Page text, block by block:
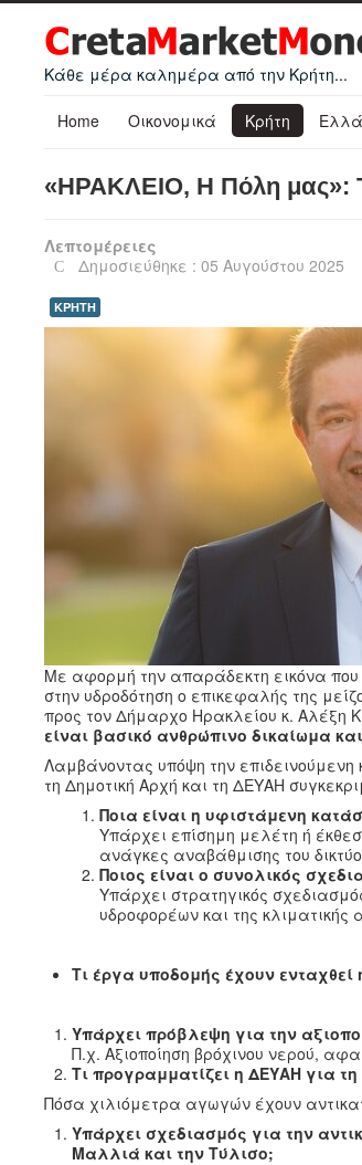
Κάθε μέρα καλημέρα από την Κρήτη...
Home Οικονομικά Κρήτη
«ΗΡΑΚΛΕΙΟ, Η Πόλη μας»:
Λεπτομέρειες
Δημοσιεύθηκε : 05 Αυγούστου 2025
ΚΡΗΤΗ
Με αφορμή την απαράδεκτη εικόνα που
στην υδροδότηση ο επικεφαλής της
προς τον Δήμαρχο Ηρακλείου κ. Αλέξη
είναι βασικό ανθρώπινο δικαίωμα
Λαμβάνοντας υπόψη την επιδεινούμενη
τη Δημοτική Αρχή και τη ΔΕΥΑΗ
Ποια είναι η υφιστάμενη
Υπάρχει επίσημη μελέτη ή
ανάγκες αναβάθμισης του
Ποιος είναι ο συνολικός
Υπάρχει στρατηγικός
υδροφορέων και της κλιματικής
Τι έργα υποδομής έχουν
Υπάρχει πρόβλεψη για την
Π.χ. Αξιοποίηση βρόχινου νερού,
Τι προγραμματίζει η ΔΕΥΑΗ για
Πόσα χιλιόμετρα αγωγών έχουν
Υπάρχει σχεδιασμός για την
Μαλλιά και την Τύλισο;